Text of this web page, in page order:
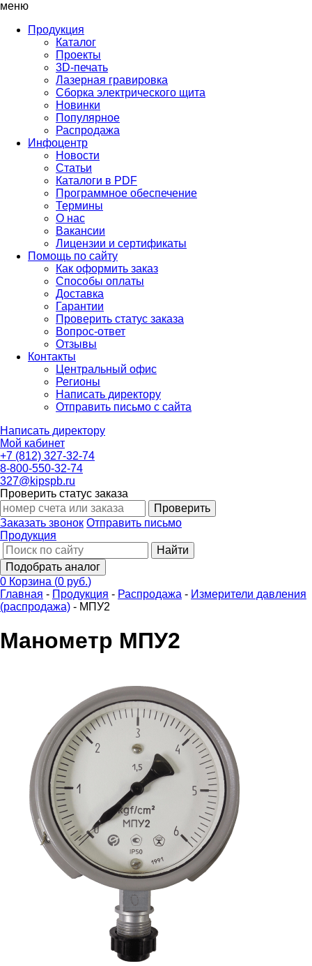
меню
Продукция
Каталог
Проекты
3D-печать
Лазерная гравировка
Сборка электрического щита
Новинки
Популярное
Распродажа
Инфоцентр
Новости
Статьи
Каталоги в PDF
Программное обеспечение
Термины
О нас
Вакансии
Лицензии и сертификаты
Помощь по сайту
Как оформить заказ
Способы оплаты
Доставка
Гарантии
Проверить статус заказа
Вопрос-ответ
Отзывы
Контакты
Центральный офис
Регионы
Написать директору
Отправить письмо с сайта
Написать директору
Мой кабинет
+7 (812) 327-32-74
8-800-550-32-74
327@kipspb.ru
Проверить статус заказа
Проверить
Заказать звонок Отправить письмо
Продукция
Найти
Подобрать аналог
0 Корзина (0 руб.)
Главная - Продукция - Распродажа - Измерители давления
(распродажа) - МПУ2
Манометр МПУ2